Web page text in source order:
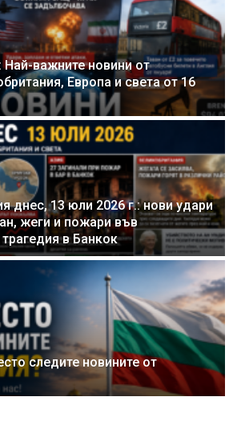
важните новини от
Европа и света от 16
днес, 13 юли 2026 г.: нови удари
жеги и пожари във
в Банкок
следите новините от